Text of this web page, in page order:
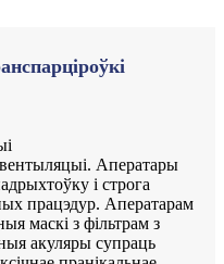
Аператары
і строга
працэдур. Аператарам
маскі з фільтрам з
акуляры супраць